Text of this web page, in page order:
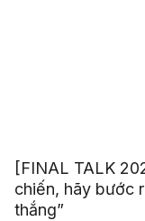
[FINAL TALK
chiến, hãy bước
thắng”